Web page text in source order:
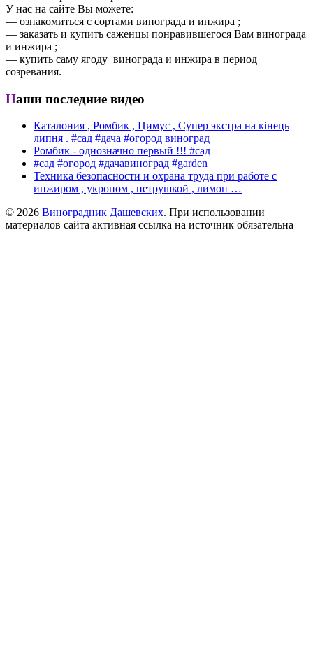
У нас на сайте Вы можете:
— ознакомиться с сортами винограда и инжира ;
— заказать и купить саженцы понравившегося Вам винограда
и инжира ;
— купить саму ягоду винограда и инжира в период
созревания.
Наши последние видео
Каталония , Ромбик , Цимус , Супер экстра на кінець
липня . #сад #дача #огород виноград
Ромбик - однозначно первый !!! #сад
#сад #огород #дачавиноград #garden
Техника безопасности и охрана труда при работе с
инжиром , укропом , петрушкой , лимон …
© 2026 Виноградник Дашевских. При использовании
материалов сайта активная ссылка на источник обязательна